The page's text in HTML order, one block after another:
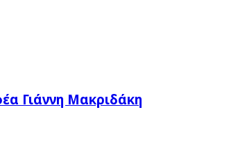
Γιάννη Μακριδάκη